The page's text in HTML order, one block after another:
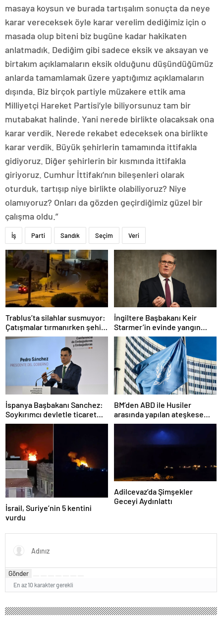
masaya koysun ve burada tartışalım sonuçta da neye
karar vereceksek öyle karar verelim dediğimiz için o
masada olup biteni biz bugüne kadar hakikaten
anlatmadık. Dediğim gibi sadece eksik ve aksayan ve
birtakım açıklamaların eksik olduğunu düşündüğümüz
anlarda tamamlamak üzere yaptığımız açıklamaların
dışında. Biz birçok partiyle müzakere ettik ama
Milliyetçi Hareket Partisi’yle biliyorsunuz tam bir
mutabakat halinde. Yani nerede birlikte olacaksak ona
karar verdik. Nerede rekabet edeceksek ona birlikte
karar verdik. Büyük şehirlerin tamamında ittifakla
gidiyoruz. Diğer şehirlerin bir kısmında ittifakla
giriyoruz. Cumhur İttifakı’nın bileşenleri olarak
oturduk, tartışıp niye birlikte olabiliyoruz? Niye
olamıyoruz? Onları da gözden geçirdiğimiz güzel bir
çalışma oldu.”
İş Parti Sandık Seçim Veri
Trablus’ta silahlar susmuyor:
Çatışmalar tırmanırken şehir
alarmda
İngiltere Başbakanı Keir
Starmer’in evinde yangın
çıktı
İspanya Başbakanı Sanchez:
Soykırımcı devletle ticaret
yapmayız
BM’den ABD ile Husiler
arasında yapılan ateşkese
ilişkin değerlendirme
İsrail, Suriye’nin 5 kentini
vurdu
Adilcevaz’da Şimşekler
Geceyi Aydınlattı
Gönder
En az 10 karakter gerekli